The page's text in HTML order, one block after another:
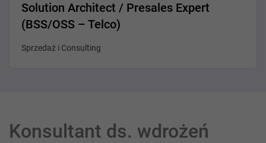
Solution Architect / Presales Expert
(BSS/OSS – Telco)
Sprzedaż i Consulting
Konsultant ds. wdrożeń